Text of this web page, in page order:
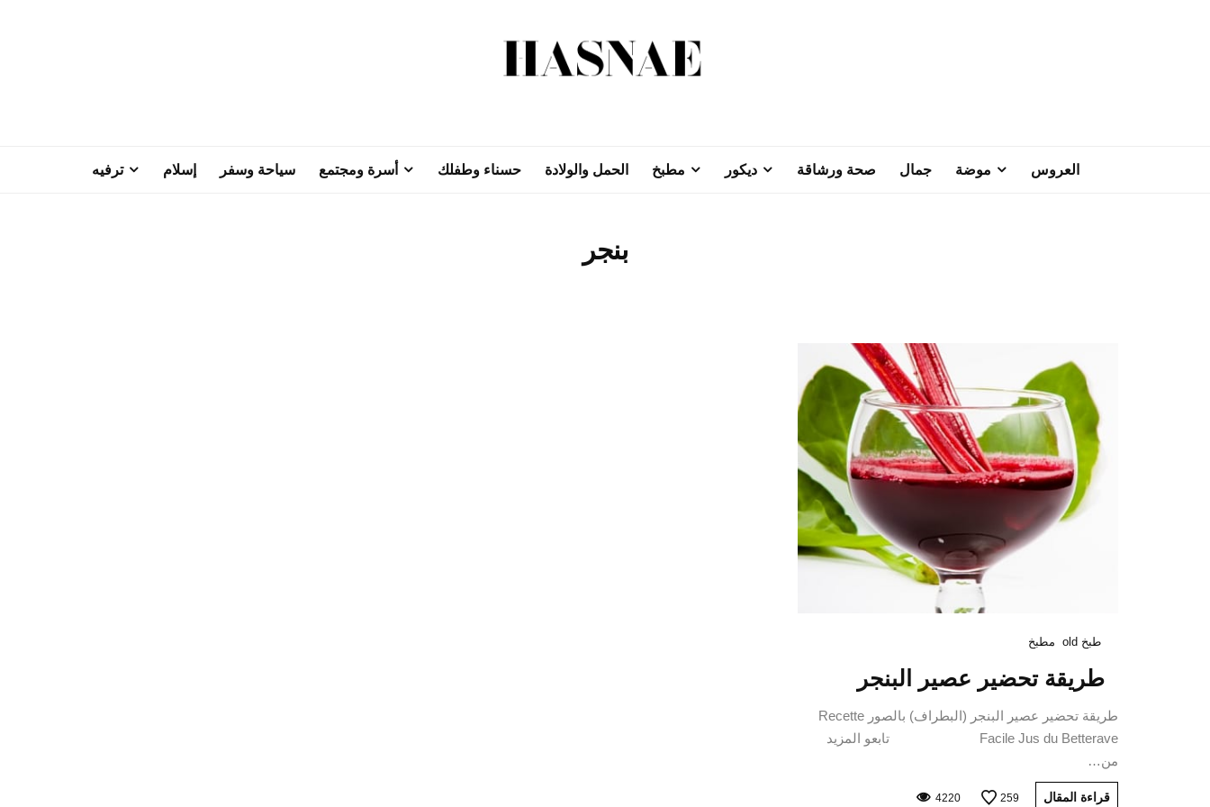
العروس موضة جمال صحة ورشاقة ديكور مطبخ الحمل والولادة حسناء وطفلك أسرة ومجتمع سياحة وسفر إسلام ترفيه
بنجر
طبخ old مطبخ
طريقة تحضير عصير البنجر
طريقة تحضير عصير البنجر (البطراف) بالصور Recette
Facile Jus du Betterave تابعو المزيد
من…
قراءة المقال 259
4220